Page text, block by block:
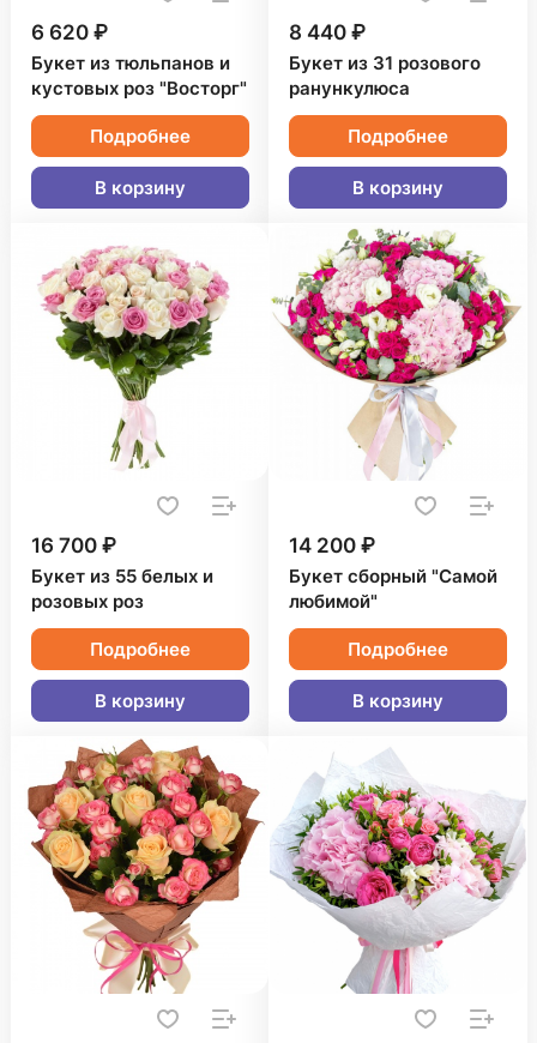
6 620 ₽
Букет из тюльпанов и
кустовых роз "Восторг"
Подробнее
В корзину
8 440 ₽
Букет из 31 розового
ранункулюса
Подробнее
В корзину
16 700 ₽
Букет из 55 белых и
розовых роз
Подробнее
В корзину
14 200 ₽
Букет сборный "Самой
любимой"
Подробнее
В корзину